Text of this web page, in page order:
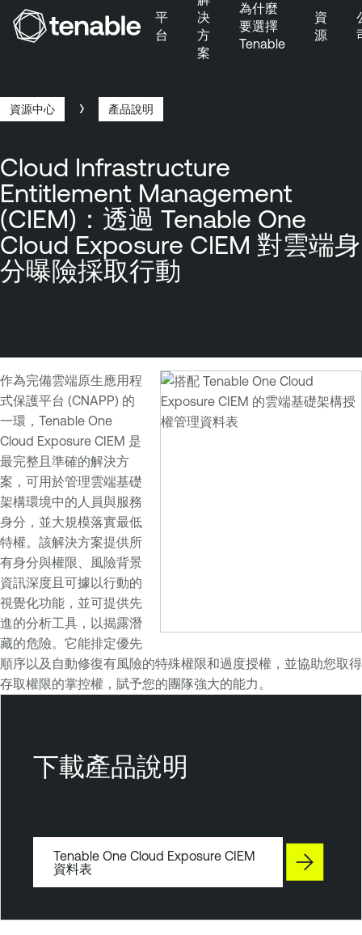
跳到頁尾
平
台
决
方
案
為什麼
要選擇
Tenable
資
源
路
徑
導
覽
資源中心 產品說明
Cloud Infrastructure
Entitlement Management
(CIEM)：透過 Tenable One
Cloud Exposure CIEM 對雲端身
分曝險採取行動
作為完備雲端原生應用程
式保護平台 (CNAPP) 的
一環，Tenable One
Cloud Exposure CIEM 是
最完整且準確的解決方
案，可用於管理雲端基礎
架構環境中的人員與服務
身分，並大規模落實最低
特權。該解決方案提供所
有身分與權限、風險背景
資訊深度且可據以行動的
視覺化功能，並可提供先
進的分析工具，以揭露潛
藏的危險。它能排定優先
順序以及自動修復有風險的特殊權限和過度授權，並協助您取得
存取權限的掌控權，賦予您的團隊強大的能力。
n
e
u
下載產品說明
Tenable One Cloud Exposure CIEM
資料表